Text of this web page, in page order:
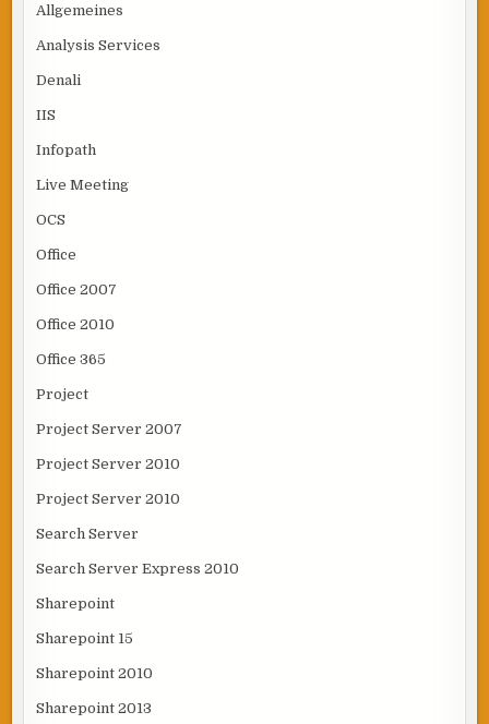
Allgemeines
Analysis Services
Denali
IIS
Infopath
Live Meeting
OCS
Office
Office 2007
Office 2010
Office 365
Project
Project Server 2007
Project Server 2010
Project Server 2010
Search Server
Search Server Express 2010
Sharepoint
Sharepoint 15
Sharepoint 2010
Sharepoint 2013